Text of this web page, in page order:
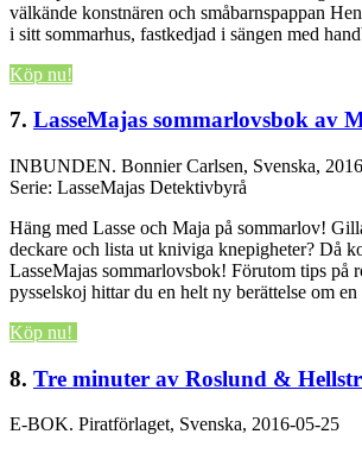
välkände konstnären och småbarnspappan
i sitt sommarhus, fastkedjad i sängen med
Köp nu!
7. LasseMajas sommarlovsbok av
INBUNDEN. Bonnier Carlsen, Svenska,
Serie: LasseMajas Detektivbyrå
Häng med Lasse och Maja på sommarlov!
deckare och lista ut kniviga knepigheter? Då
LasseMajas sommarlovsbok! Förutom tips på
pysselskoj hittar du en helt ny berättelse om
Köp nu!
8. Tre minuter av Roslund &
E-BOK. Piratförlaget, Svenska, 2016-05-25